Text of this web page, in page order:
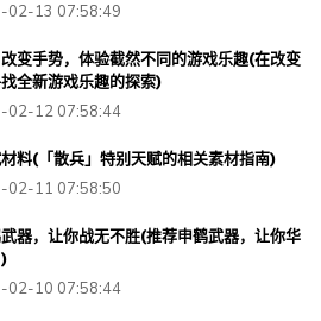
02-13 07:58:49
变手势，体验截然不同的游戏乐趣(在改变
全新游戏乐趣的探索)
02-12 07:58:44
料(「散兵」特别天赋的相关素材指南)
02-11 07:58:50
器，让你战无不胜(推荐申鹤武器，让你华
02-10 07:58:44